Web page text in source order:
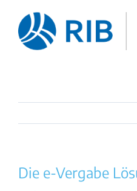
Inhalt
springen
Die e-Vergabe